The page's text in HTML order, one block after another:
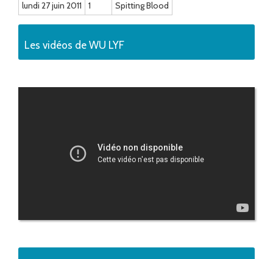
lundi 27 juin 2011
1 Spitting Blood
Les vidéos de WU LYF